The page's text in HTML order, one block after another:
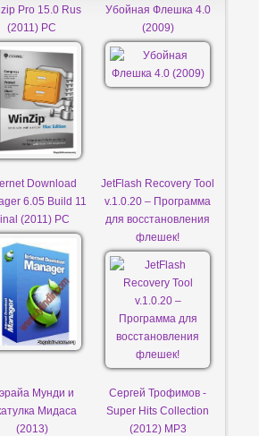
Pro 15.0 Rus
(2011) PC
Убойная Флешка 4.0
(2009)
Download
6.05 Build 11
(2011) PC
JetFlash Recovery Tool
v.1.0.20 – Программа
для восстановления
флешек!
Мунди и
Мидаса
(2013)
Сергей Трофимов -
Super Hits Collection
(2012) MP3